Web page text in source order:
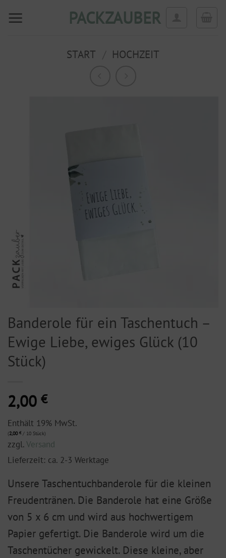
Inhalt
PACKZAUBER
START HOCHZEIT
Banderole für ein Taschentuch –
Ewige Liebe, ewiges Glück (10
Stück)
2,00 €
Enthält 19% MwSt.
(2,00 €/ 10 Stück)
zzgl.Versand
Lieferzeit: ca. 2-3 Werktage
Unsere Taschentuchbanderole für die kleinen
Freudentränen. Die Banderole hat eine Größe
von 5 x 6 cm und wird aus hochwertigem
Papier gefertigt. Die Banderole wird um die
Taschentücher gewickelt. Diese kleine, aber